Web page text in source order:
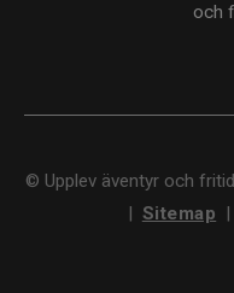
och
© Upplev äventyr och
Sitemap